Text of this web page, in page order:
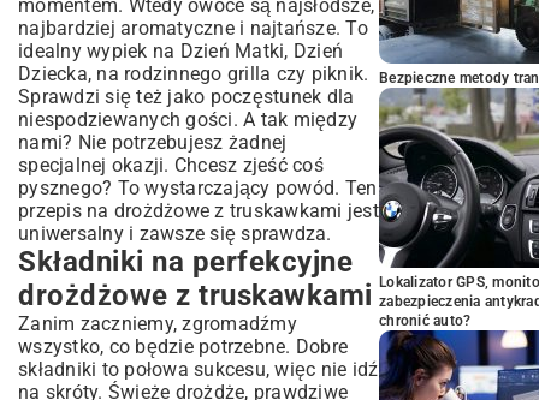
momentem. Wtedy owoce są najsłodsze,
najbardziej aromatyczne i najtańsze. To
idealny wypiek na Dzień Matki, Dzień
Dziecka, na rodzinnego grilla czy piknik.
Sprawdzi się też jako poczęstunek dla
niespodziewanych gości. A tak między
nami? Nie potrzebujesz żadnej
specjalnej okazji. Chcesz zjeść coś
pysznego? To wystarczający powód. Ten
przepis na drożdżowe z truskawkami jest
uniwersalny i zawsze się sprawdza.
Składniki na perfekcyjne
drożdżowe z truskawkami
Zanim zaczniemy, zgromadźmy
wszystko, co będzie potrzebne. Dobre
składniki to połowa sukcesu, więc nie idź
na skróty. Świeże drożdże, prawdziwe
Bezpieczne metody
Lokalizator GPS,
zabezpieczenia
chronić auto?